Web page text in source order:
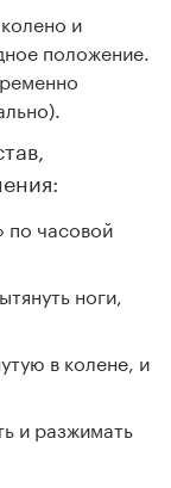
и
положение.
по часовой
ноги,
в колене, и
и разжимать